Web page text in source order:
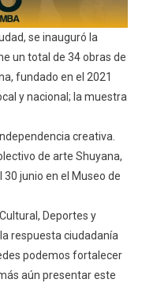
se inauguró la
un total de 34 obras de
fundado en el 2021
y nacional; la muestra
creativa.
de arte Shuyana,
junio en el Museo de
Deportes y
respuesta ciudadanía
podemos fortalecer
aún presentar este